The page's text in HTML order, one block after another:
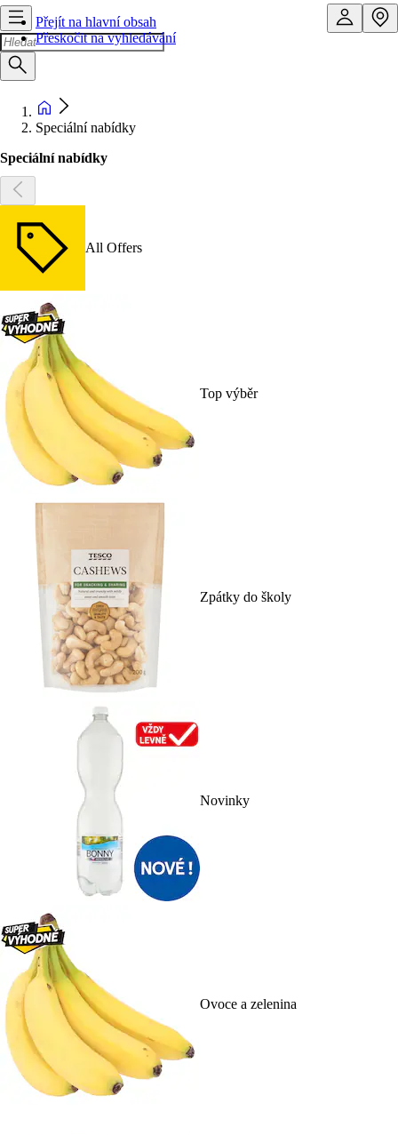
Přejít na hlavní obsah
Přeskočit na vyhledávání
Speciální nabídky
Speciální nabídky
All Offers
Top výběr
Zpátky do školy
Novinky
Ovoce a zelenina